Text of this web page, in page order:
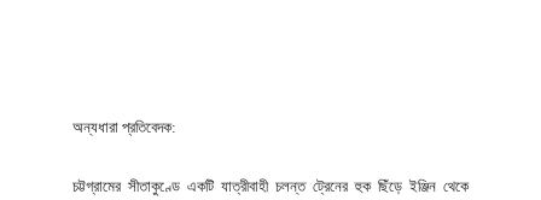
অন্যধারা প্রতিবেদক:
চট্টগ্রামের সীতাকুণ্ডে একটি যাত্রীবাহী চলন্ত ট্রেনের হুক ছিঁড়ে ইঞ্জিন থেকে